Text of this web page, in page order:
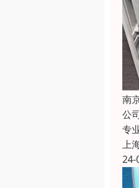
南
公
专
上
24-